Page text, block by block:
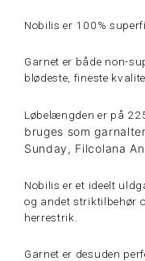
Nobilis er 100%
Garnet er både non-
blødeste, fineste
Løbelængden er på
bruges som
Sunday, Filcolana
Nobilis er et ideelt
og andet striktilbehør
herrestrik.
Garnet er desuden